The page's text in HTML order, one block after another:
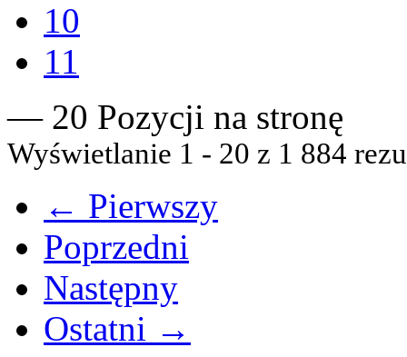
10
11
— 20 Pozycji na stronę
Wyświetlanie 1 - 20 z 1 884
← Pierwszy
Poprzedni
Następny
Ostatni →